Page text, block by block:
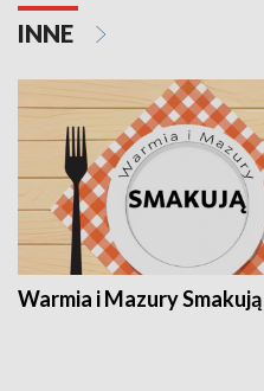
INNE
Warmia i Mazury Smakują